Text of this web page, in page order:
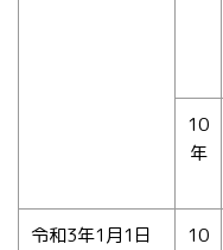
10
年
令和3年1月1日
10